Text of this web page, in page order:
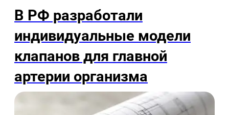
В РФ разработали
индивидуальные модели
клапанов для главной
артерии организма